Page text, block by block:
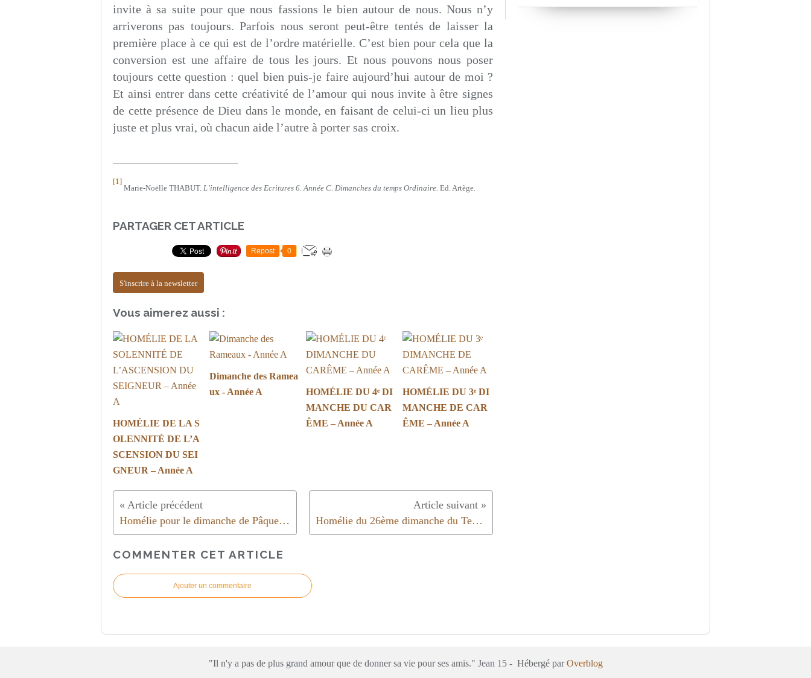
invite à sa suite pour que nous fassions le bien autour de nous. Nous n’y
arriverons pas toujours. Parfois nous seront peut-être tentés de laisser la
première place à ce qui est de l’ordre matérielle. C’est bien pour cela que la
conversion est une affaire de tous les jours. Et nous pouvons nous poser
toujours cette question : quel bien puis-je faire aujourd’hui autour de moi ?
Et ainsi entrer dans cette créativité de l’amour qui nous invite à être signes
de cette présence de Dieu dans le monde, en faisant de celui-ci un lieu plus
juste et plus vrai, où chacun aide l’autre à porter sas croix.
[1]
Marie-Noëlle THABUT. L’intelligence des Ecritures 6. Année C. Dimanches du temps Ordinaire. Ed. Artège.
PARTAGER CET ARTICLE
Repost 0
S'inscrire à la newsletter
Vous aimerez aussi :
HOMÉLIE DE LA S
OLENNITÉ DE L’A
SCENSION DU SEI
GNEUR – Année A
Dimanche des Ramea
ux - Année A
HOMÉLIE DU 4ᵉ DI
MANCHE DU CAR
ÊME – Année A
HOMÉLIE DU 3ᵉ DI
MANCHE DE CAR
ÊME – Année A
Homélie pour le dimanche de Pâques | Année C | 2022 Homélie du 26ème dimanche du Temps Ordinaire | Année C | 2022
COMMENTER CET ARTICLE
Ajouter un commentaire
"Il n'y a pas de plus grand amour que de donner sa vie pour ses amis." Jean 15 - Hébergé parOverblog